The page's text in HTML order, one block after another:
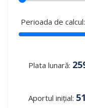
Perioada de calcul:
Plata lunară:
Aportul inițial: